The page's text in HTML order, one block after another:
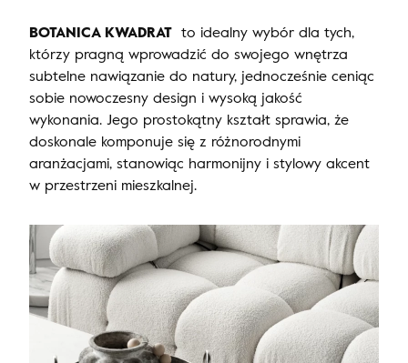
BOTANICA KWADRAT to idealny wybór dla tych,
którzy pragną wprowadzić do swojego wnętrza
subtelne nawiązanie do natury, jednocześnie ceniąc
sobie nowoczesny design i wysoką jakość
wykonania. Jego prostokątny kształt sprawia, że
doskonale komponuje się z różnorodnymi
aranżacjami, stanowiąc harmonijny i stylowy akcent
w przestrzeni mieszkalnej.